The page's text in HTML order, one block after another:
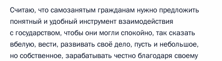
Считаю, что самозанятым гражданам нужно предложить
понятный и удобный инструмент взаимодействия
с государством, чтобы они могли спокойно, так сказать
вбелую, вести, развивать своё дело, пусть и небольшое,
но собственное, зарабатывать честно благодаря своему